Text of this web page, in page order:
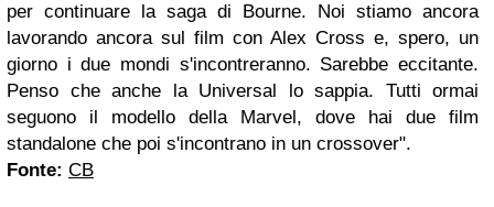
per continuare la saga di Bourne. Noi stiamo ancora
lavorando ancora sul film con Alex Cross e, spero, un
giorno i due mondi s'incontreranno. Sarebbe eccitante.
Penso che anche la Universal lo sappia. Tutti ormai
seguono il modello della Marvel, dove hai due film
standalone che poi s'incontrano in un crossover".
Fonte: CB